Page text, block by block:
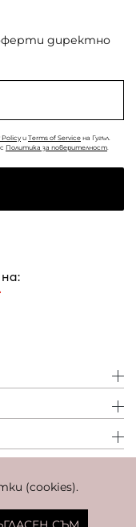
(cookies).
директно
Policyи Terms of Service на Гугъл.
Политика за поверителност
1,95583 BGN